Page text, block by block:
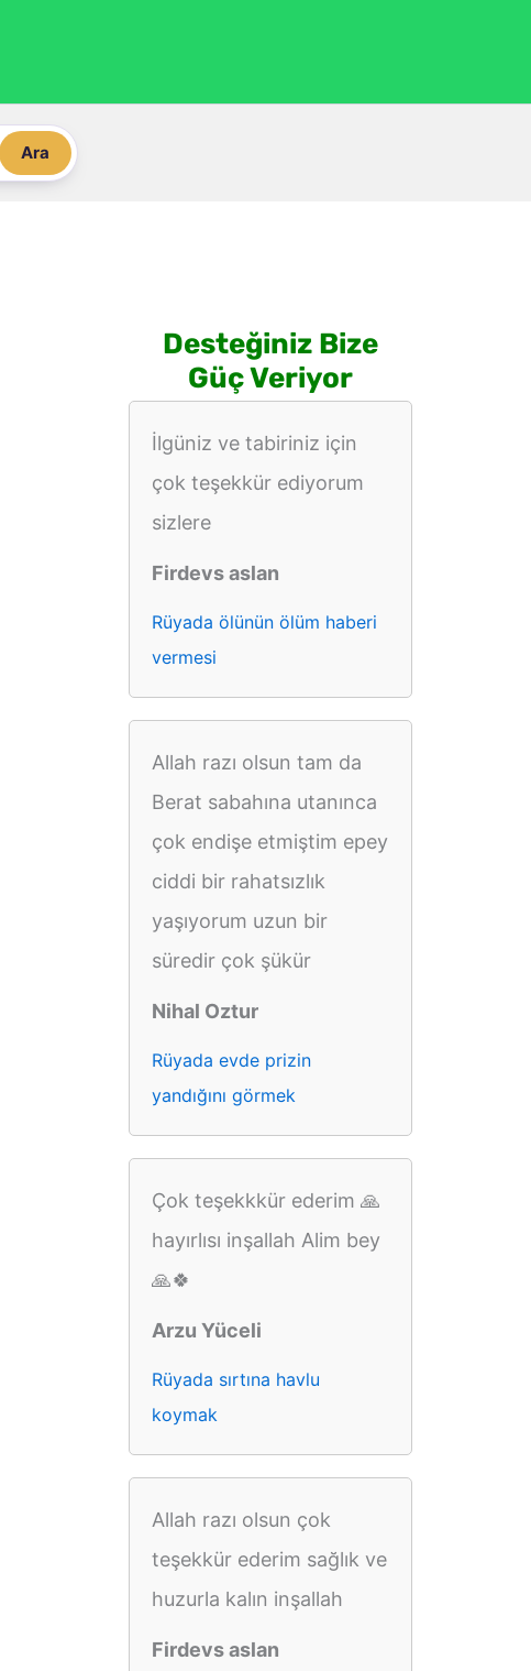
Ara
Desteğiniz Bize
Güç Veriyor
İlgüniz ve tabiriniz için
çok teşekkür ediyorum
sizlere
Firdevs aslan
Rüyada ölünün ölüm haberi
vermesi
Allah razı olsun tam da
Berat sabahına utanınca
çok endişe etmiştim epey
ciddi bir rahatsızlık
yaşıyorum uzun bir
süredir çok şükür
Nihal Oztur
Rüyada evde prizin
yandığını görmek
Çok teşekkkür ederim 🙏
hayırlısı inşallah Alim bey
🙏🍀
Arzu Yüceli
Rüyada sırtına havlu
koymak
Allah razı olsun çok
teşekkür ederim sağlık ve
huzurla kalın inşallah
Firdevs aslan